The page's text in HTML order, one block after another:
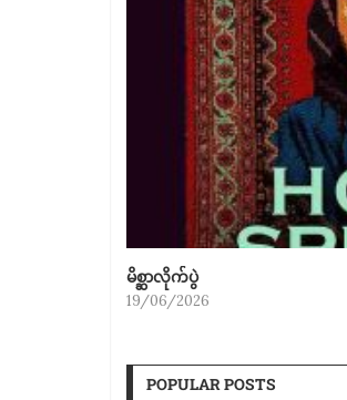
မိစ္ဆာလိုက်ပွဲ
19/06/2026
POPULAR POSTS